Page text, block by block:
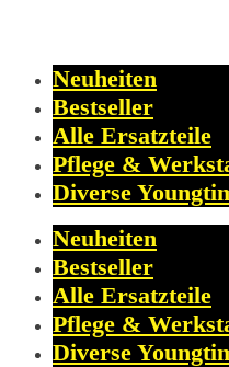
Neuheiten
Bestseller
Alle Ersatzteile
Pflege &
Diverse
Neuheiten
Bestseller
Alle Ersatzteile
Pflege &
Diverse